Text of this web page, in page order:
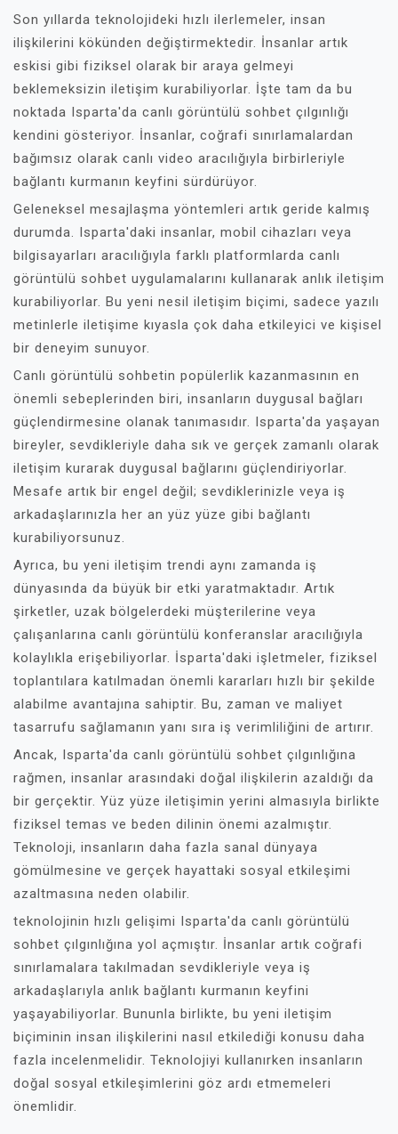
Son yıllarda teknolojideki hızlı ilerlemeler, insan
ilişkilerini kökünden değiştirmektedir. İnsanlar artık
eskisi gibi fiziksel olarak bir araya gelmeyi
beklemeksizin iletişim kurabiliyorlar. İşte tam da bu
noktada Isparta'da canlı görüntülü sohbet çılgınlığı
kendini gösteriyor. İnsanlar, coğrafi sınırlamalardan
bağımsız olarak canlı video aracılığıyla birbirleriyle
bağlantı kurmanın keyfini sürdürüyor.
Geleneksel mesajlaşma yöntemleri artık geride kalmış
durumda. Isparta'daki insanlar, mobil cihazları veya
bilgisayarları aracılığıyla farklı platformlarda canlı
görüntülü sohbet uygulamalarını kullanarak anlık iletişim
kurabiliyorlar. Bu yeni nesil iletişim biçimi, sadece yazılı
metinlerle iletişime kıyasla çok daha etkileyici ve kişisel
bir deneyim sunuyor.
Canlı görüntülü sohbetin popülerlik kazanmasının en
önemli sebeplerinden biri, insanların duygusal bağları
güçlendirmesine olanak tanımasıdır. Isparta'da yaşayan
bireyler, sevdikleriyle daha sık ve gerçek zamanlı olarak
iletişim kurarak duygusal bağlarını güçlendiriyorlar.
Mesafe artık bir engel değil; sevdiklerinizle veya iş
arkadaşlarınızla her an yüz yüze gibi bağlantı
kurabiliyorsunuz.
Ayrıca, bu yeni iletişim trendi aynı zamanda iş
dünyasında da büyük bir etki yaratmaktadır. Artık
şirketler, uzak bölgelerdeki müşterilerine veya
çalışanlarına canlı görüntülü konferanslar aracılığıyla
kolaylıkla erişebiliyorlar. İsparta'daki işletmeler, fiziksel
toplantılara katılmadan önemli kararları hızlı bir şekilde
alabilme avantajına sahiptir. Bu, zaman ve maliyet
tasarrufu sağlamanın yanı sıra iş verimliliğini de artırır.
Ancak, Isparta'da canlı görüntülü sohbet çılgınlığına
rağmen, insanlar arasındaki doğal ilişkilerin azaldığı da
bir gerçektir. Yüz yüze iletişimin yerini almasıyla birlikte
fiziksel temas ve beden dilinin önemi azalmıştır.
Teknoloji, insanların daha fazla sanal dünyaya
gömülmesine ve gerçek hayattaki sosyal etkileşimi
azaltmasına neden olabilir.
teknolojinin hızlı gelişimi Isparta'da canlı görüntülü
sohbet çılgınlığına yol açmıştır. İnsanlar artık coğrafi
sınırlamalara takılmadan sevdikleriyle veya iş
arkadaşlarıyla anlık bağlantı kurmanın keyfini
yaşayabiliyorlar. Bununla birlikte, bu yeni iletişim
biçiminin insan ilişkilerini nasıl etkilediği konusu daha
fazla incelenmelidir. Teknolojiyi kullanırken insanların
doğal sosyal etkileşimlerini göz ardı etmemeleri
önemlidir.